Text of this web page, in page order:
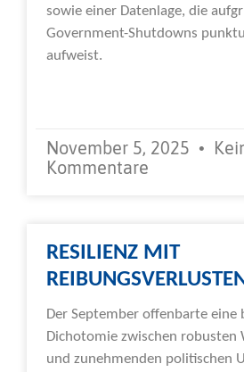
sowie einer Datenlage, die
Government-Shutdowns
aufweist.
November 5, 2025
Kommentare
RESILIENZ MIT
REIBUNGSVERLUSTEN
Der September offenbarte eine
Dichotomie zwischen robusten
und zunehmenden politischen